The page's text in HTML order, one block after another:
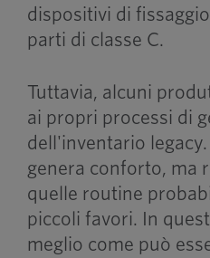
dispositivi di
parti di classe C.
Tuttavia, alcuni
ai propri processi di
dell'inventario
genera conforto, ma
quelle routine
piccoli favori. In
meglio come può